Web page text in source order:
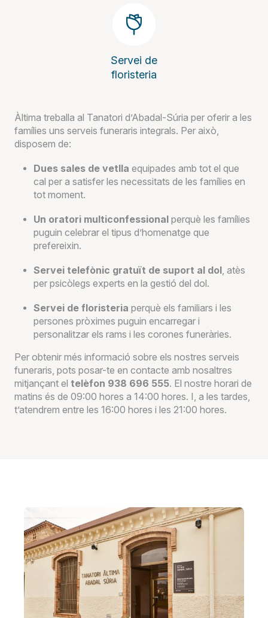
Servei de
floristeria
Àltima treballa al Tanatori d’Abadal-Súria per oferir a les
famílies uns serveis funeraris integrals. Per això,
disposem de:
Dues sales de vetlla equipades amb tot el que
cal per a satisfer les necessitats de les famílies en
tot moment.
Un oratori multiconfessional perquè les famílies
puguin celebrar el tipus d’homenatge que
prefereixin.
Servei telefònic gratuït de suport al dol, atès
per psicòlegs experts en la gestió del dol.
Servei de floristeria perquè els familiars i les
persones pròximes puguin encarregar i
personalitzar els rams i les corones funeràries.
Per obtenir més informació sobre els nostres serveis
funeraris, pots posar-te en contacte amb nosaltres
mitjançant el telèfon 938 696 555. El nostre horari de
matins és de 09:00 hores a 14:00 hores. I, a les tardes,
t’atendrem entre les 16:00 hores i les 21:00 hores.